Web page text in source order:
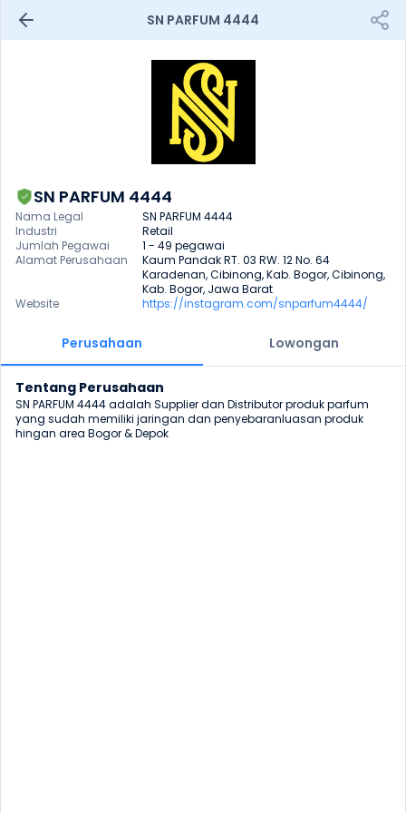
SN PARFUM 4444
SN PARFUM 4444
Nama Legal
SN PARFUM 4444
Industri
Retail
Jumlah Pegawai
1 - 49 pegawai
Alamat Perusahaan
Kaum Pandak RT. 03 RW. 12 No. 64
Karadenan, Cibinong, Kab. Bogor, Cibinong,
Kab. Bogor, Jawa Barat
Website
https://instagram.com/snparfum4444/
Perusahaan Lowongan
Tentang Perusahaan
SN PARFUM 4444 adalah Supplier dan Distributor produk parfum
yang sudah memiliki jaringan dan penyebaranluasan produk
hingan area Bogor & Depok